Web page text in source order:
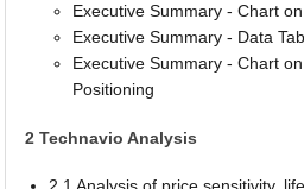
Executive Summary - Chart
Executive Summary - Data
Executive Summary - Chart
Positioning
2 Technavio Analysis